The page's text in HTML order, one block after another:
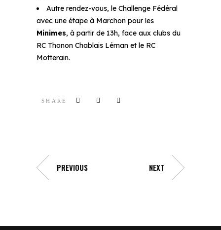
Autre rendez-vous, le Challenge Fédéral
avec une étape à Marchon pour les
Minimes, à partir de 13h, face aux clubs du
RC Thonon Chablais Léman et le RC
Motterain.
SHARE
PREVIOUS NEXT